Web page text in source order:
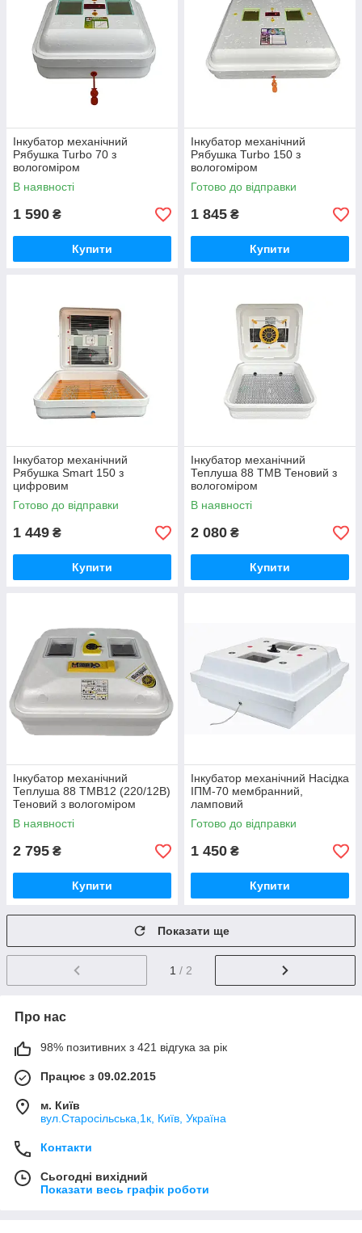
Інкубатор механічний
Рябушка Turbo 70 з
вологоміром
В наявності
1 590 ₴
Купити
Інкубатор механічний
Рябушка Turbo 150 з
вологоміром
Готово до відправки
1 845 ₴
Купити
Інкубатор механічний
Рябушка Smart 150 з
цифровим
терморегулятором
Готово до відправки
1 449 ₴
Купити
Інкубатор механічний
Теплуша 88 ТМВ Теновий з
вологоміром
В наявності
2 080 ₴
Купити
Інкубатор механічний
Теплуша 88 ТМВ12 (220/12В)
Теновий з вологоміром
В наявності
2 795 ₴
Купити
Інкубатор механічний Насідка
ІПМ-70 мембранний,
ламповий
Готово до відправки
1 450 ₴
Купити
Показати ще
1 / 2
Про нас
98% позитивних з 421 відгука за рік
Працює з 09.02.2015
м. Київ
вул.Старосільська,1к, Київ, Україна
Контакти
Сьогодні вихідний
Показати весь графік роботи